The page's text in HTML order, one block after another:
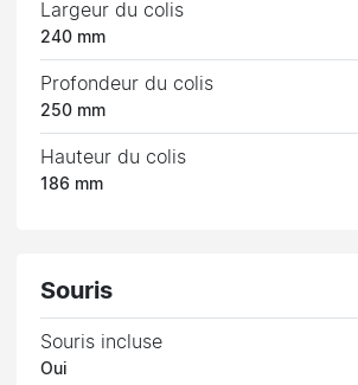
Largeur du colis
240 mm
Profondeur du colis
250 mm
Hauteur du colis
186 mm
Souris
Souris incluse
Oui